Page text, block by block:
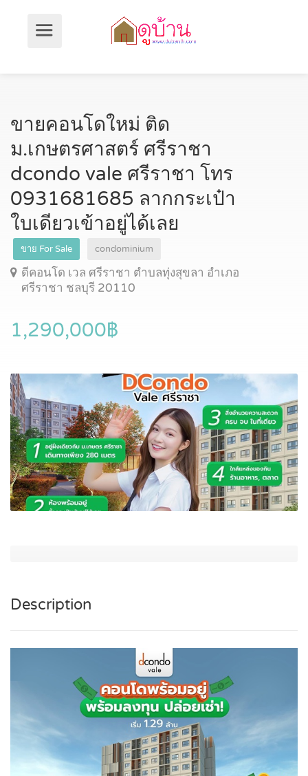
ขายคอนโดใหม่ ติด
ม.เกษตรศาสตร์ ศรีราชา
dcondo vale ศรีราชา โทร
0931681685 ลากกระเป๋า
ใบเดียวเข้าอยู่ได้เลย
ขาย For Sale condominium
ดีคอนโด เวล ศรีราชา ตำบลทุ่งสุขลา อำเภอ
ศรีราชา ชลบุรี 20110
1,290,000฿
Description